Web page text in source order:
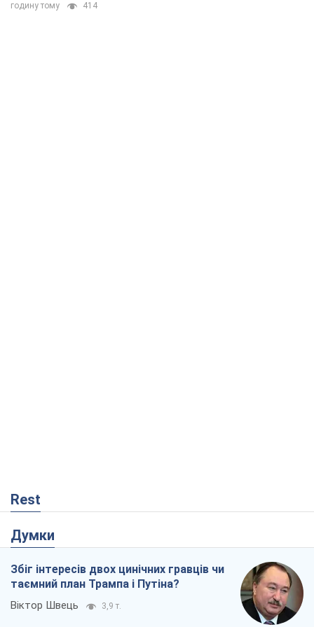
годину тому 414
Rest
Думки
Збіг інтересів двох цинічних гравців чи
таємний план Трампа і Путіна?
Віктор Швець 3,9 т.